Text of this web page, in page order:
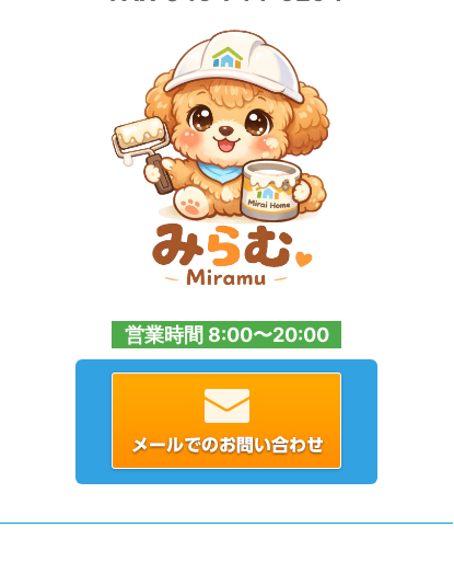
営業時間 8:00〜20:00